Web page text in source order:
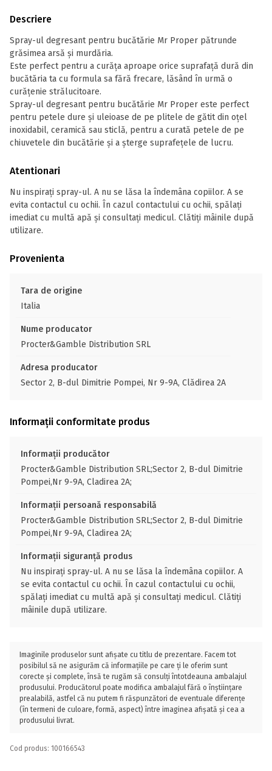
Descriere
Spray-ul degresant pentru bucătărie Mr Proper pătrunde
grăsimea arsă și murdăria.
Este perfect pentru a curăța aproape orice suprafață dură din
bucătăria ta cu formula sa fără frecare, lăsând în urmă o
curățenie strălucitoare.
Spray-ul degresant pentru bucătărie Mr Proper este perfect
pentru petele dure și uleioase de pe plitele de gătit din oțel
inoxidabil, ceramică sau sticlă, pentru a curată petele de pe
chiuvetele din bucătărie și a șterge suprafețele de lucru.
Atentionari
Nu inspiraţi spray-ul. A nu se lăsa la îndemâna copiilor. A se
evita contactul cu ochii. În cazul contactului cu ochii, spălaţi
imediat cu multă apă şi consultaţi medicul. Clătiţi mâinile după
utilizare.
Provenienta
Tara de origine
Italia
Nume producator
Procter&Gamble Distribution SRL
Adresa producator
Sector 2, B-dul Dimitrie Pompei, Nr 9-9A, Clădirea 2A
Informații conformitate produs
Informații producător
Procter&Gamble Distribution SRL;Sector 2, B-dul Dimitrie
Pompei,Nr 9-9A, Cladirea 2A;
Informații persoană responsabilă
Procter&Gamble Distribution SRL;Sector 2, B-dul Dimitrie
Pompei,Nr 9-9A, Cladirea 2A;
Informații siguranță produs
Nu inspiraţi spray-ul. A nu se lăsa la îndemâna copiilor. A
se evita contactul cu ochii. În cazul contactului cu ochii,
spălaţi imediat cu multă apă şi consultaţi medicul. Clătiţi
mâinile după utilizare.
Imaginile produselor sunt afișate cu titlu de prezentare. Facem tot
posibilul să ne asigurăm că informațiile pe care ți le oferim sunt
corecte și complete, însă te rugăm să consulți întotdeauna ambalajul
produsului. Producătorul poate modifica ambalajul fără o înștiințare
prealabilă, astfel că nu putem fi răspunzători de eventuale diferențe
(în termeni de culoare, formă, aspect) între imaginea afișată și cea a
produsului livrat.
Cod produs: 100166543